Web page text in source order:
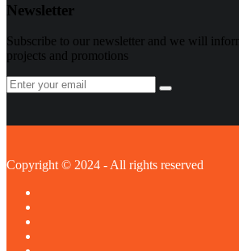
Newsletter
Subscribe to our newsletter and we will
projects and promotions
Copyright © 2024 - All rights reserved